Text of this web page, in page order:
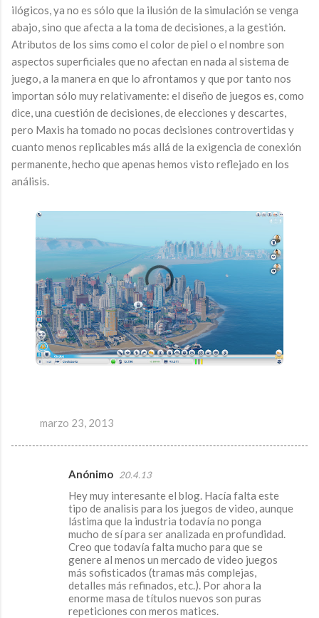
ilógicos, ya no es sólo que la ilusión de la simulación se venga
abajo, sino que afecta a la toma de decisiones, a la gestión.
Atributos de los sims como el color de piel o el nombre son
aspectos superficiales que no afectan en nada al sistema de
juego, a la manera en que lo afrontamos y que por tanto nos
importan sólo muy relativamente: el diseño de juegos es, como
dice, una cuestión de decisiones, de elecciones y descartes,
pero Maxis ha tomado no pocas decisiones controvertidas y
cuanto menos replicables más allá de la exigencia de conexión
permanente, hecho que apenas hemos visto reflejado en los
análisis.
marzo 23, 2013
Anónimo 20.4.13
Hey muy interesante el blog. Hacía falta este
tipo de analisis para los juegos de video, aunque
lástima que la industria todavía no ponga
mucho de sí para ser analizada en profundidad.
Creo que todavía falta mucho para que se
genere al menos un mercado de video juegos
más sofisticados (tramas más complejas,
detalles más refinados, etc.). Por ahora la
enorme masa de títulos nuevos son puras
repeticiones con meros matices.